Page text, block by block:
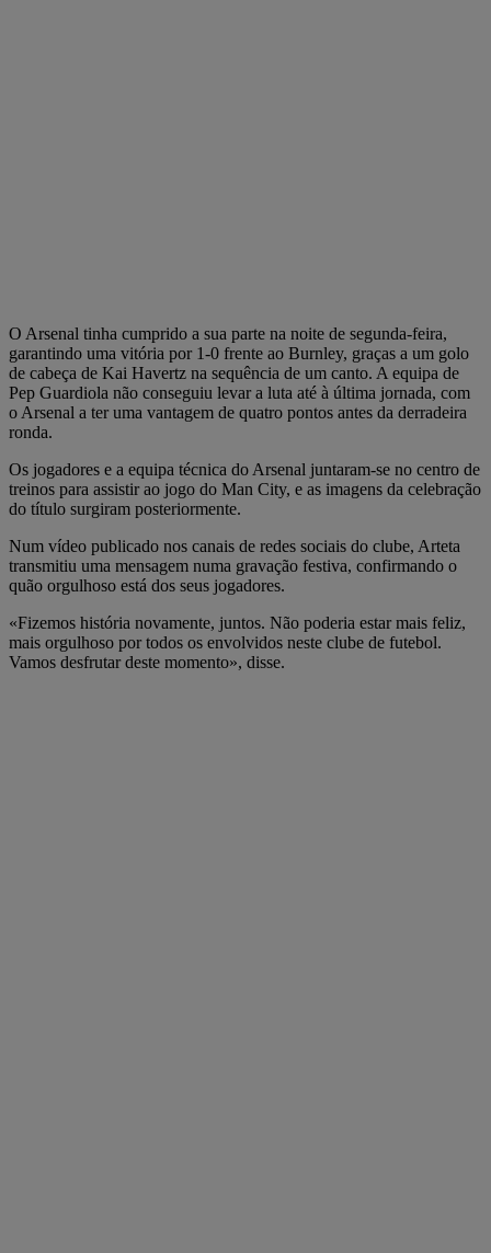
O Arsenal tinha cumprido a sua parte na noite de segunda-feira,
garantindo uma vitória por 1-0 frente ao Burnley, graças a um golo
de cabeça de Kai Havertz na sequência de um canto. A equipa de
Pep Guardiola não conseguiu levar a luta até à última jornada, com
o Arsenal a ter uma vantagem de quatro pontos antes da derradeira
ronda.
Os jogadores e a equipa técnica do Arsenal juntaram-se no centro de
treinos para assistir ao jogo do Man City, e as imagens da celebração
do título surgiram posteriormente.
Num vídeo publicado nos canais de redes sociais do clube, Arteta
transmitiu uma mensagem numa gravação festiva, confirmando o
quão orgulhoso está dos seus jogadores.
«Fizemos história novamente, juntos. Não poderia estar mais feliz,
mais orgulhoso por todos os envolvidos neste clube de futebol.
Vamos desfrutar deste momento», disse.